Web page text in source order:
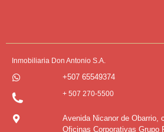
Inmobiliaria Don Antonio S.A.
+507 65549374
+ 507 270-5500
Avenida Nicanor de Obarrio,
Oficinas Corporativas Grupo